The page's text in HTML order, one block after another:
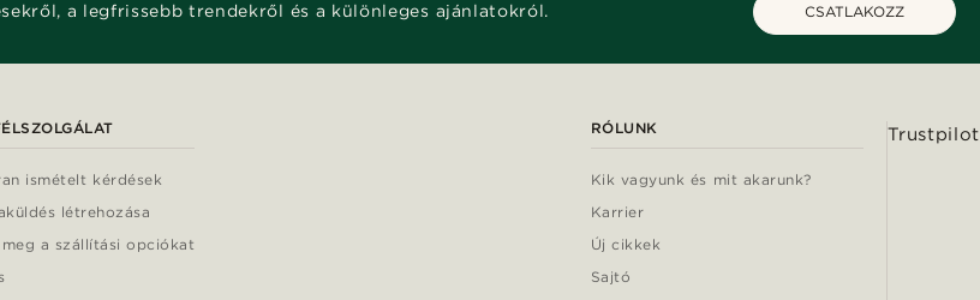
a legfrissebb trendekről és a különleges ajánlatokról. CSATLAKOZZ
ismételt kérdések
létrehozása
meg a szállítási opciókat
RÓLUNK
Kik vagyunk és mit akarunk?
Karrier
Új cikkek
Sajtó
Trustpilot